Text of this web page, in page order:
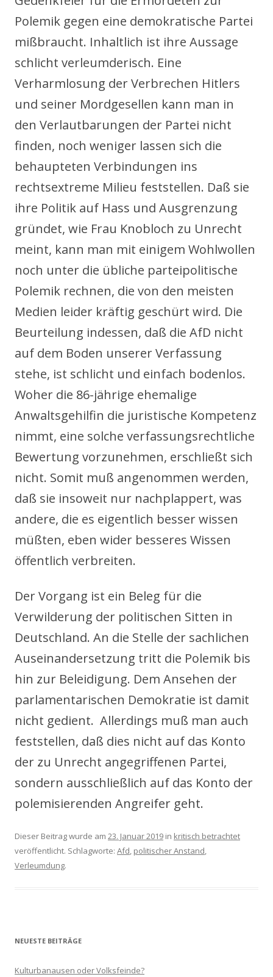
Polemik gegen eine demokratische Partei
mißbraucht. Inhaltlich ist ihre Aussage
schlicht verleumderisch. Eine
Verharmlosung der Verbrechen Hitlers
und seiner Mordgesellen kann man in
den Verlautbarungen der Partei nicht
finden, noch weniger lassen sich die
behaupteten Verbindungen ins
rechtsextreme Milieu feststellen. Daß sie
ihre Politik auf Hass und Ausgrenzung
gründet, wie Frau Knobloch zu Unrecht
meint, kann man mit einigem Wohlwollen
noch unter die übliche parteipolitische
Polemik rechnen, die von den meisten
Medien leider kräftig geschürt wird. Die
Beurteilung indessen, daß die AfD nicht
auf dem Boden unserer Verfassung
stehe, ist schlicht und einfach bodenlos.
Woher die 86-jährige ehemalige
Anwaltsgehilfin die juristische Kompetenz
nimmt, eine solche verfassungsrechtliche
Bewertung vorzunehmen, erschließt sich
nicht. Somit muß angenommen werden,
daß sie insoweit nur nachplappert, was
andere, die es eigentlich besser wissen
müßten, eben wider besseres Wissen
öffentlich verbreiten.
Der Vorgang ist ein Beleg für die
Verwilderung der politischen Sitten in
Deutschland. An die Stelle der sachlichen
Auseinandersetzung tritt die Polemik bis
hin zur Beleidigung. Dem Ansehen der
parlamentarischen Demokratie ist damit
nicht gedient. Allerdings muß man auch
feststellen, daß dies nicht auf das Konto
der zu Unrecht angegriffenen Partei,
sondern ausschließlich auf das Konto der
polemisierenden Angreifer geht.
Dieser Beitrag wurde am 23. Januar 2019 in kritisch betrachtet
veröffentlicht. Schlagworte: Afd, politischer Anstand,
Verleumdung.
NEUESTE BEITRÄGE
Kulturbanausen oder Volksfeinde?